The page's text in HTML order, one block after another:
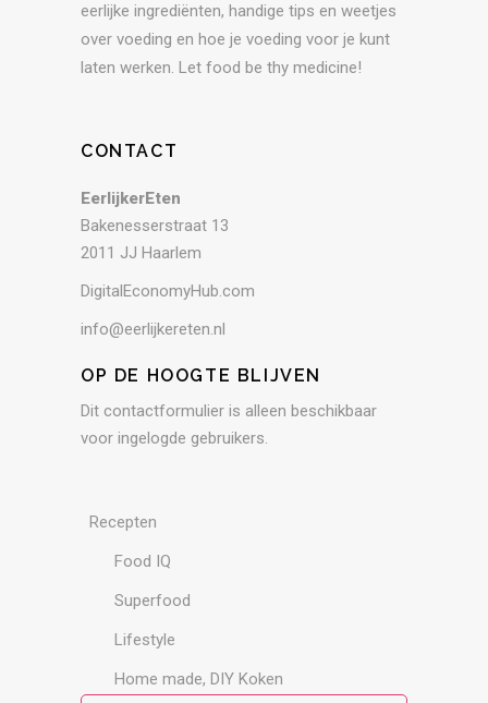
eerlijke ingrediënten, handige tips en weetjes
over voeding en hoe je voeding voor je kunt
laten werken. Let food be thy medicine!
CONTACT
EerlijkerEten
Bakenesserstraat 13
2011 JJ Haarlem
DigitalEconomyHub.com
info@eerlijkereten.nl
OP DE HOOGTE BLIJVEN
Dit contactformulier is alleen beschikbaar
voor ingelogde gebruikers.
Recepten
Food IQ
Superfood
Lifestyle
Home made, DIY Koken